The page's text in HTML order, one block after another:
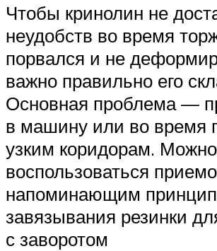
Чтобы кринолин не
неудобств во время
порвался и не
важно правильно его
Основная проблема —
в машину или во время
узким коридорам. Можно
воспользоваться
напоминающим принцип
завязывания резинки
с заворотом